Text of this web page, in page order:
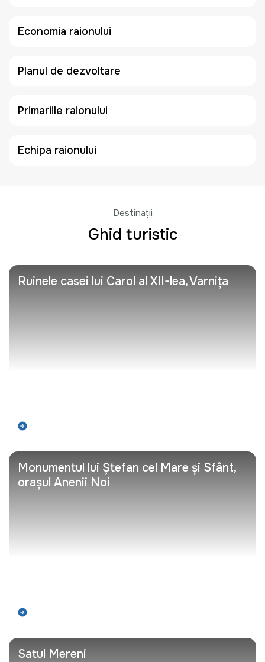
Economia raionului
Planul de dezvoltare
Primariile raionului
Echipa raionului
Destinații
Ghid turistic
Ruinele casei lui Carol al XII-lea, Varnița
Monumentul lui Ștefan cel Mare și Sfânt,
orașul Anenii Noi
Satul Mereni